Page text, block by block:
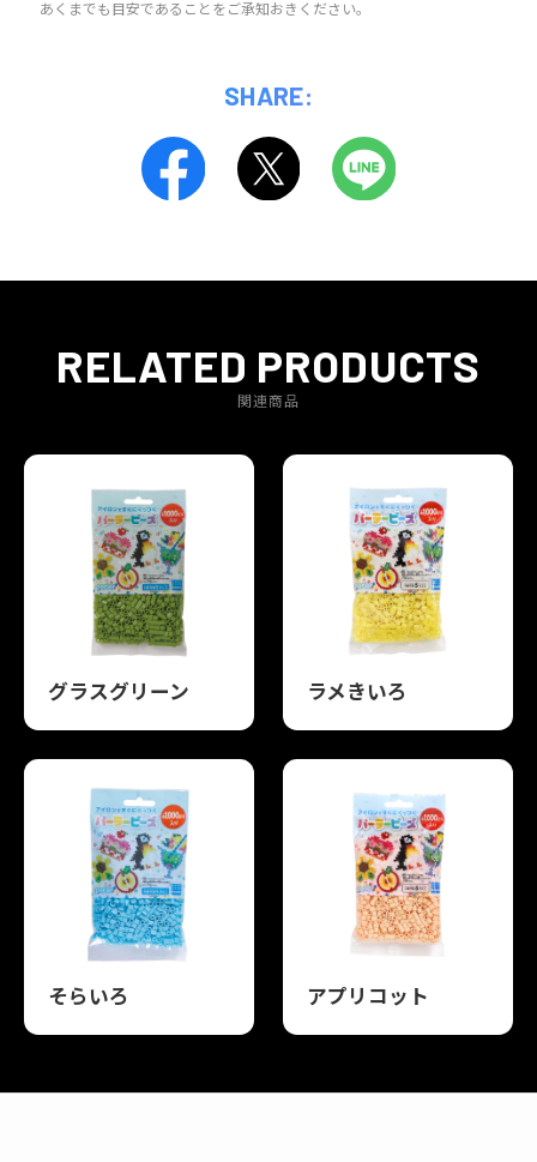
あくまでも目安であることをご承知おきください。
SHARE:
RELATED PRODUCTS
関連商品
グラスグリーン ラメきいろ
そらいろ アプリコット